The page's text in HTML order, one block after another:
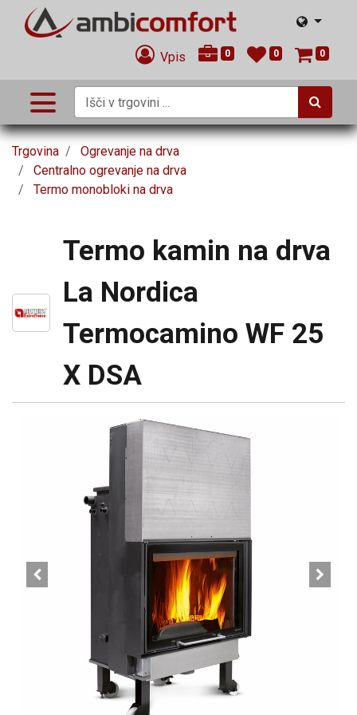
Vpis 0 0 0
Trgovina
Ogrevanje na drva
Centralno ogrevanje na drva
Termo monobloki na drva
Termo kamin na drva
La Nordica
Termocamino WF 25
X DSA